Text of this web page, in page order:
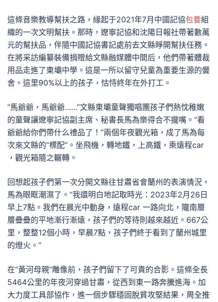
這條音樂教導幫扶之路，緣起于2021年7月中國記協包養組
織的一次文明幫扶。那時，遼寧記協和沈陽日報社帶著數萬
元的幫扶品，伴隨中國記協書記處前去文縣睜開幫扶任務。
在將采訪編纂裝備捐贈給文縣融媒體中間后，他們帶著體裁
用品走進了東壩中學。這是一所以留守兒童為重要生源的黌
舍。這里90%以上的孩子，怙恃終年在外打工。
“馬爺爺，馬爺爺……”文縣東壩童聲獨唱團孩子們熱忱稚嫩
的童聲讓遼寧記協副主席、秘書長馬為樂得合不攏嘴。“看
爺爺給你們帶什么禮品了！”兩個年夜觀光箱，成了馬為每
次來文縣的“標配”。坐飛機，轉地鐵，上高鐵，乘遠程car
，觀光箱隨之輾轉。
回想起孩子們第一次分開文縣往甘肅省會蘭州的表演情況，
馬為眼眶潮濕了。“我還明白地記取時光：2023年2月26日
早上7點。我們在晨光中動身，遠程car 一路向北，隴南層
層疊疊的平地漸行漸遠，孩子們的等待則越來越近。667公
里，整整12個小時，早晨7點，孩子們終于看到了蘭州城里
的燈火。”
在“黃河母親”雕像前，孩子們留下了可貴的合影。這條全長
5464公里的年夜河穿過甘肅，從西到東一路奔騰進海。加
大力度工具部協作，進一個步驟穩固脫貧攻堅結果，周全推